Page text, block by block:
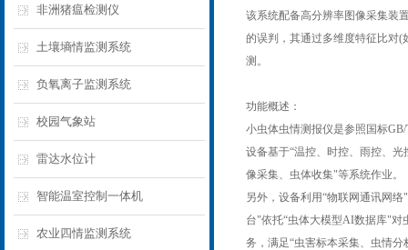
非洲猪瘟检测仪
土壤墒情监测系统
负氧离子监测系统
校园气象站
雷达水位计
智能温室控制一体机
农业四情监测系统
该系统配备高分辨率图像采集装
的误判，其通过多维度特征比对
测。
功能概述：
小虫体虫情测报仪是参照国标
设备基于“温控、时控、雨控、
像采集、虫体收集"等系统作业。
另外，设备利用“物联网通讯网
台"依托“虫体大模型AI数据库"对
务，满足“虫害标本采集、虫情